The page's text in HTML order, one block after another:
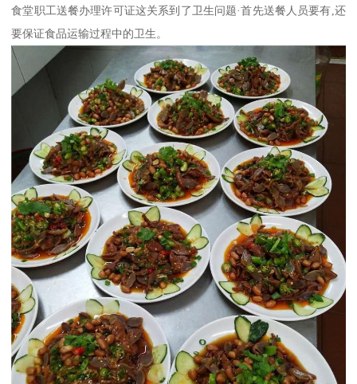
食堂职工送餐办理许可证这关系到了卫生问题·首先送餐人员要有,还
要保证食品运输过程中的卫生。